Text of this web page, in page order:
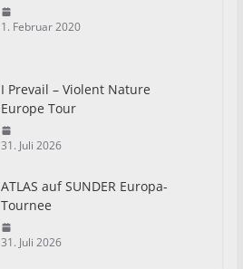
1. Februar 2020
I Prevail – Violent Nature
Europe Tour
31. Juli 2026
ATLAS auf SUNDER Europa-
Tournee
31. Juli 2026